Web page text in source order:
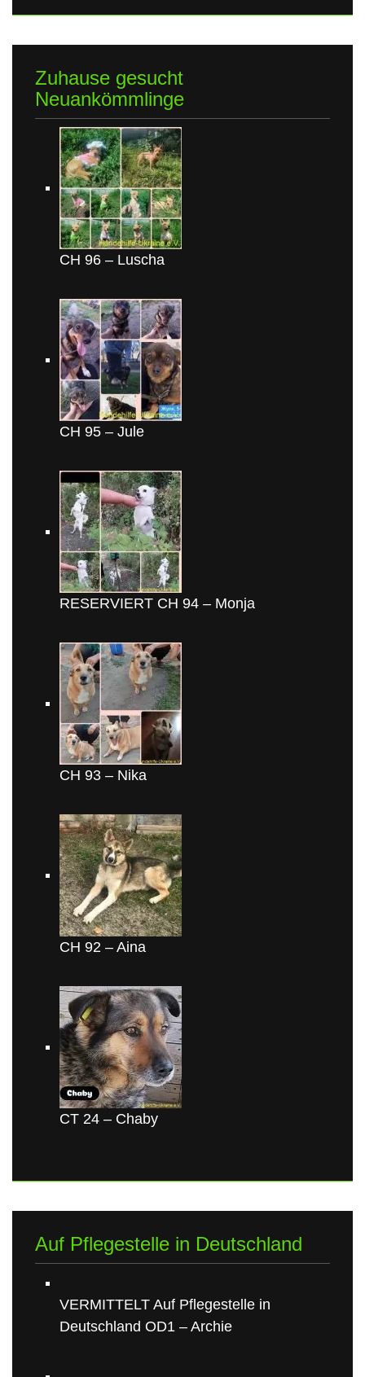
Zuhause gesucht
Neuankömmlinge
CH 96 – Luscha
CH 95 – Jule
RESERVIERT CH 94 – Monja
CH 93 – Nika
CH 92 – Aina
CT 24 – Chaby
Auf Pflegestelle in Deutschland
VERMITTELT Auf Pflegestelle in
Deutschland OD1 – Archie